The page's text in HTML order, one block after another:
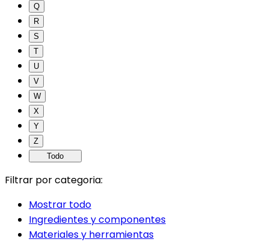
Q
R
S
T
U
V
W
X
Y
Z
Todo
Filtrar por categoria:
Mostrar todo
Ingredientes y componentes
Materiales y herramientas